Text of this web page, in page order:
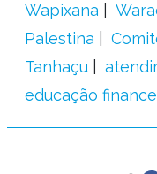
Wapixana
Palestina
Tanhaçu
educação